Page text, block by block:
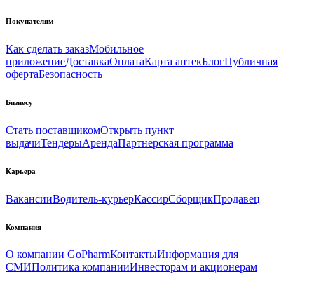
Покупателям
Как сделать заказМобильное
приложениеДоставкаОплатаКарта аптекБлогПубличная
офертаБезопасность
Бизнесу
Стать поставщикомОткрыть пункт
выдачиТендерыАрендаПартнерская программа
Карьера
ВакансииВодитель-курьерКассирСборщикПродавец
Компания
О компании GoPharmКонтактыИнформация для
СМИПолитика компанииИнвесторам и акционерам